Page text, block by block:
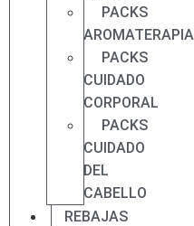
PACKS
AROMATERAPIA
PACKS
CUIDADO
CORPORAL
PACKS
CUIDADO
DEL
CABELLO
REBAJAS